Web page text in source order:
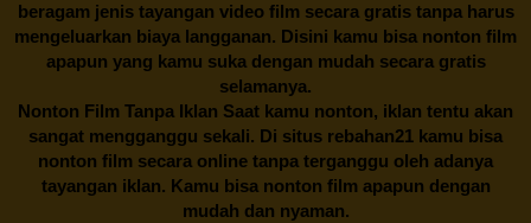
beragam jenis tayangan video film secara gratis tanpa harus
mengeluarkan biaya langganan. Disini kamu bisa nonton film
apapun yang kamu suka dengan mudah secara gratis
selamanya.
Nonton Film Tanpa Iklan Saat kamu nonton, iklan tentu akan
sangat mengganggu sekali. Di situs rebahan21 kamu bisa
nonton film secara online tanpa terganggu oleh adanya
tayangan iklan. Kamu bisa nonton film apapun dengan
mudah dan nyaman.